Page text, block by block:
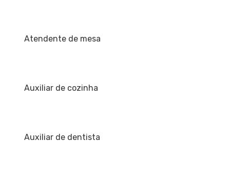
Atendente de mesa
Auxiliar de cozinha
Auxiliar de dentista